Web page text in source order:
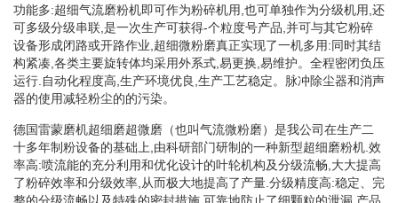
功能多:超细气流磨粉机即可作为粉碎机用,也可单独作为分级机用,还
可多级分级串联,是一次生产可获得-个粒度号产品,并可与其它粉碎
设备形成闭路或开路作业,超细微粉磨真正实现了一机多用:同时其结
构紧凑,各类主要旋转体均采用外系式,易更换,易维护。全程密闭负压
运行.自动化程度高,生产环境优良,生产工艺稳定。脉冲除尘器和消声
器的使用减轻粉尘的的污染。
德国雷蒙磨机超细磨超微磨（也叫气流微粉磨）是我公司在生产二
十多年制粉设备的基础上,由科研部门研制的一种新型超细磨粉机.效
率高:喷流能的充分利用和优化设计的叶轮机构及分级流畅,大大提高
了粉碎效率和分级效率,从而极大地提高了产量.分级精度高:稳定、完